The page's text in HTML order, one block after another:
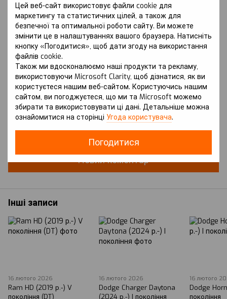
Цей веб-сайт використовує файли cookie для
маркетингу та статистичних цілей, а також для
безпечної та оптимальної роботи сайту. Ви можете
змінити це в налаштуваннях вашого браузера. Натисніть
кнопку «Погодитися», щоб дати згоду на використання
файлів cookie.
Також ми вдосконалюємо наші продукти та рекламу,
використовуючи Microsoft Clarity, щоб дізнатися, як ви
користуєтеся нашим веб-сайтом. Користуючись нашим
сайтом, ви погоджуєтеся, що ми та Microsoft можемо
збирати та використовувати ці дані. Детальніше можна
ознайомитися на сторінці Угода користувача.
Погодитися
Обговорення
Додайте перший відгук
Новий коментар
Інші записи
16 лютого 2026
Ram HD (2019 р.-) V
покоління (DT)
16 лютого 2026
Dodge Charger Daytona
(2024 р.-) I покоління
16 лютого
Dodge
покоління